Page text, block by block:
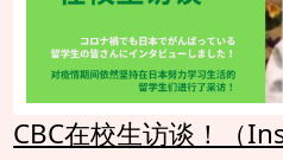
CBC在校生访谈！（